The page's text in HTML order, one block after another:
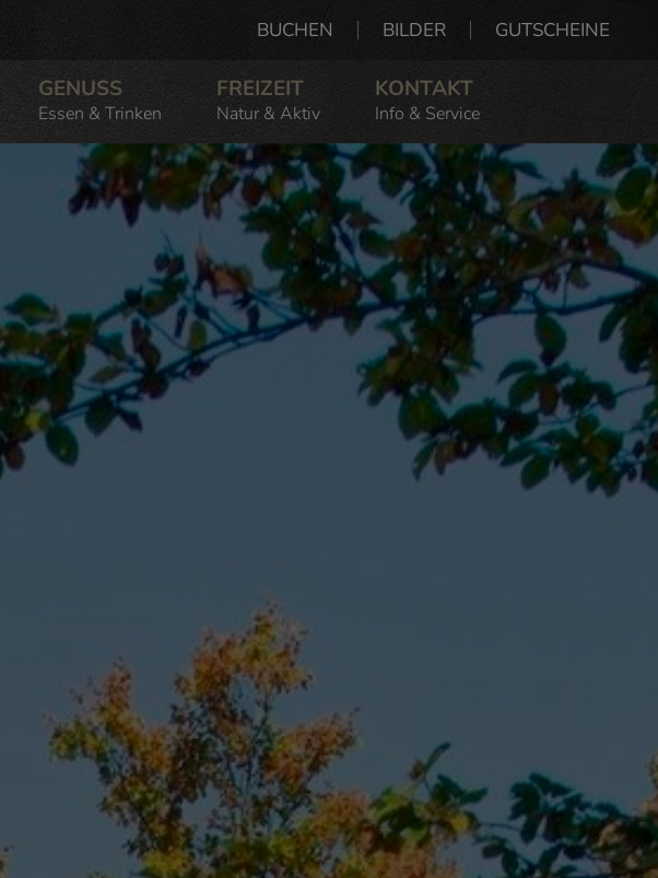
BUCHEN BILDER GUTSCHEINE
GENUSS
Essen & Trinken
FREIZEIT
Natur & Aktiv
KONTAKT
Info & Service